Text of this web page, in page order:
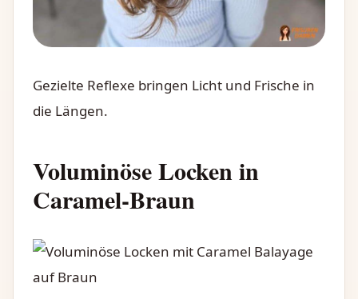
Gezielte Reflexe bringen Licht und Frische in
die Längen.
Voluminöse Locken in
Caramel-Braun